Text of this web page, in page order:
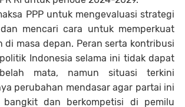
PPP untuk mengevaluasi strategi
mencari cara untuk memperkuat
di masa depan. Peran serta kontribusi
Indonesia selama ini tidak dapat
mata, namun situasi terkini
perubahan mendasar agar partai ini
bangkit dan berkompetisi di pemilu